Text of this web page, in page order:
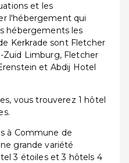
et les
l'hébergement qui
hébergements les
Kerkrade sont Fletcher
Zuid Limburg, Fletcher
et Abdij Hotel
vous trouverez 1 hôtel
à Commune de
grande variété
3 étoiles et 3 hôtels 4